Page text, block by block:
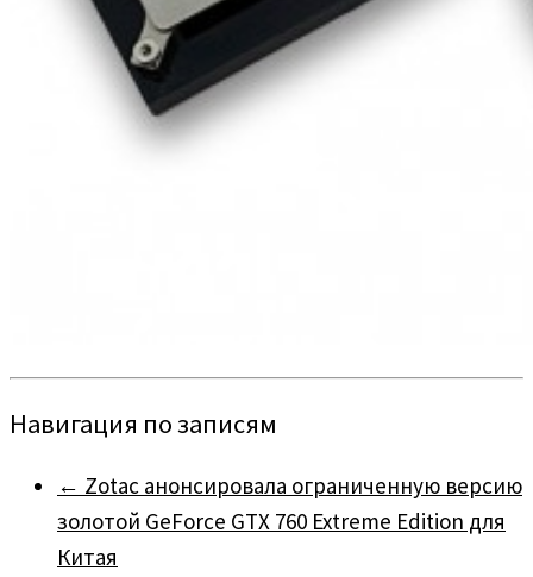
Навигация по записям
← Zotac анонсировала ограниченную версию
золотой GeForce GTX 760 Extreme Edition для
Китая